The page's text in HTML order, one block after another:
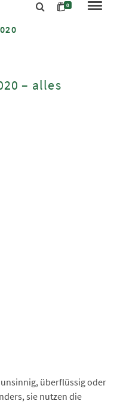
0
– alles
überflüssig oder
sie nutzen die